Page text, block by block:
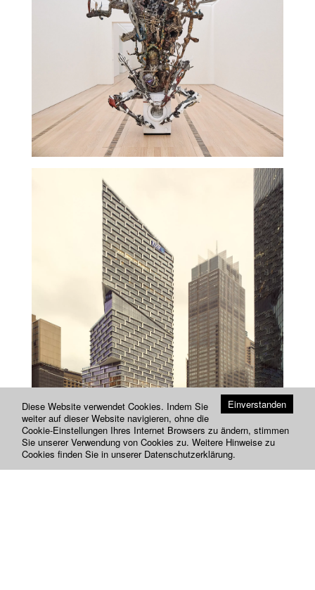
Einverstanden
Diese Website verwendet Cookies. Indem Sie
weiter auf dieser Website navigieren, ohne die
Cookie-Einstellungen Ihres Internet Browsers zu ändern, stimmen
Sie unserer Verwendung von Cookies zu. Weitere Hinweise zu
Cookies finden Sie in unserer Datenschutzerklärung.